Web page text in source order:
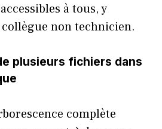
accessibles à tous, y
non technicien.
plusieurs fichiers dans
complète